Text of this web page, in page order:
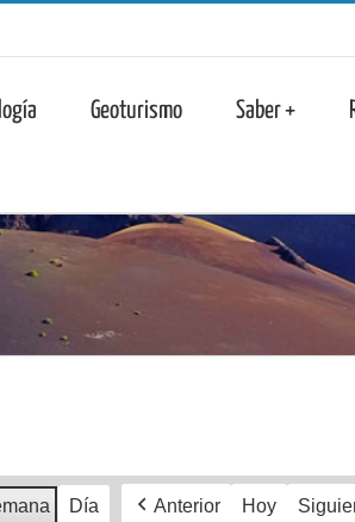
Geoturismo Saber +
Día Anterior Hoy